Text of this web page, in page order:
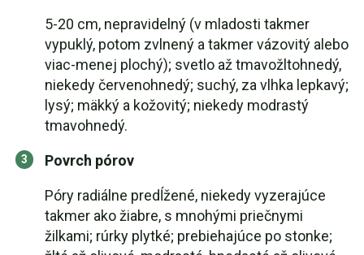
5-20 cm, nepravidelný (v mladosti takmer
vypuklý, potom zvlnený a takmer vázovitý alebo
viac-menej plochý); svetlo až tmavožltohnedý,
niekedy červenohnedý; suchý, za vlhka lepkavý;
lysý; mäkký a kožovitý; niekedy modrastý
tmavohnedý.
Povrch pórov
Póry radiálne predĺžené, niekedy vyzerajúce
takmer ako žiabre, s mnohými priečnymi
žilkami; rúrky plytké; prebiehajúce po stonke;